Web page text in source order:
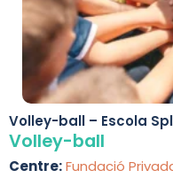
Volley-ball – Escola
Volley-ball
Centre:Fundació